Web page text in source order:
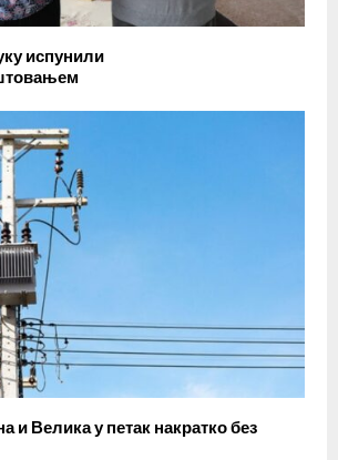
испунили
и Велика у петак накратко без